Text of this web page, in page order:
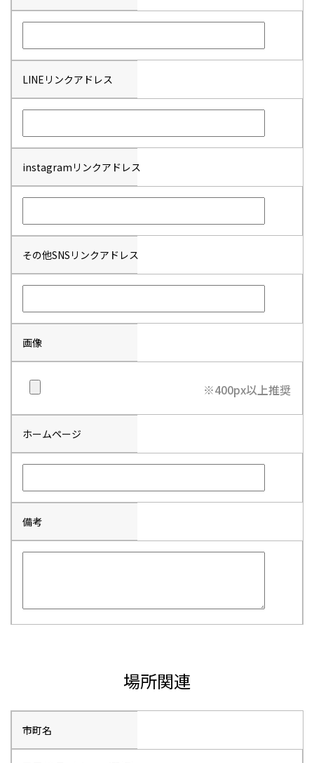
LINEリンクアドレス
instagramリンクアドレス
その他SNSリンクアドレス
画像
※400px以上推奨
ホームページ
備考
場所関連
市町名